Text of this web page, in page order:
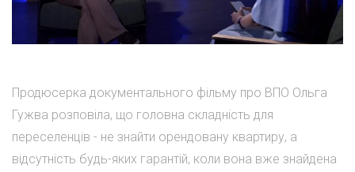
Продюсерка документального фільму про ВПО Ольга
Гужва розповіла, що головна складність для
переселенців - не знайти орендовану квартиру, а
відсутність будь-яких гарантій, коли вона вже знайдена